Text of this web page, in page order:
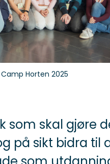
Camp Horten 2025
skal gjøre
på sikt bidra til